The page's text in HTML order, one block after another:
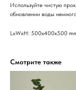
Используйте чистую
обновлении воды
LxWxH: 500x400x500
Смотрите также